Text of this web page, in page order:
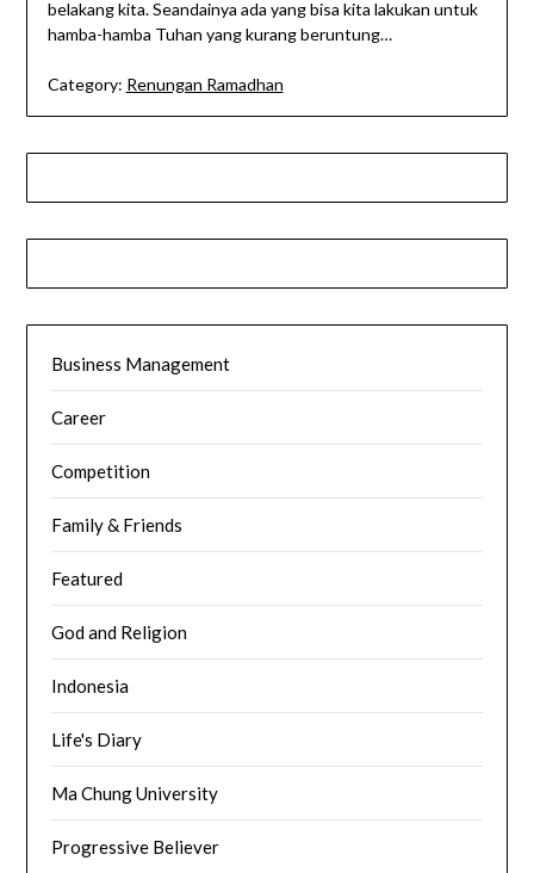
belakang kita. Seandainya ada yang bisa kita lakukan untuk
hamba-hamba Tuhan yang kurang beruntung…
Category: Renungan Ramadhan
Business Management
Career
Competition
Family & Friends
Featured
God and Religion
Indonesia
Life's Diary
Ma Chung University
Progressive Believer